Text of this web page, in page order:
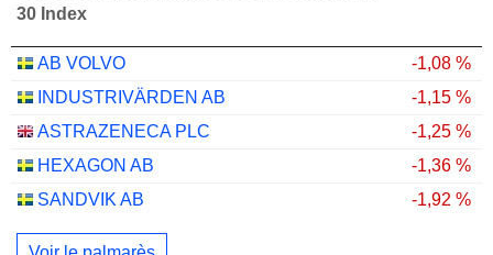
30 Index
AB VOLVO
-1,08 %
INDUSTRIVÄRDEN AB
-1,15 %
ASTRAZENECA PLC
-1,25 %
HEXAGON AB
-1,36 %
SANDVIK AB
-1,92 %